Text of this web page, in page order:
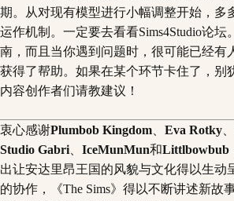
期。从对现有模型进行小幅调整开始，多
运作机制。一定要去看看Sims4Studio论
南，而且当你遇到问题时，很可能已经有
获得了帮助。如果在某个环节卡住了，别
内容创作者们请教建议！
衷心感谢Plumbob Kingdom Eva Rotky
Studio Gabri
IceMunMun和Littlbowbub
出让安达里昂王国的风貌与文化得以生动
的协作，《The Sims》得以不断讲述新故